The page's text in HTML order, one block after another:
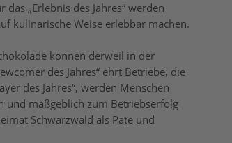
„Erlebnis des Jahres“ werden
kulinarische Weise erlebbar machen.
können derweil in der
des Jahres“ ehrt Betriebe, die
des Jahres“, werden Menschen
und maßgeblich zum Betriebserfolg
Schwarzwald als Pate und